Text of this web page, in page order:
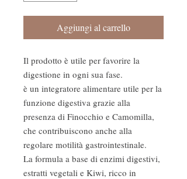
Aggiungi al carrello
Il prodotto è utile per favorire la
digestione in ogni sua fase.
è un integratore alimentare utile per la
funzione digestiva grazie alla
presenza di Finocchio e Camomilla,
che contribuiscono anche alla
regolare motilità gastrointestinale.
La formula a base di enzimi digestivi,
estratti vegetali e Kiwi, ricco in